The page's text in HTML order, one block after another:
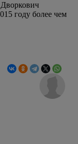
году более чем